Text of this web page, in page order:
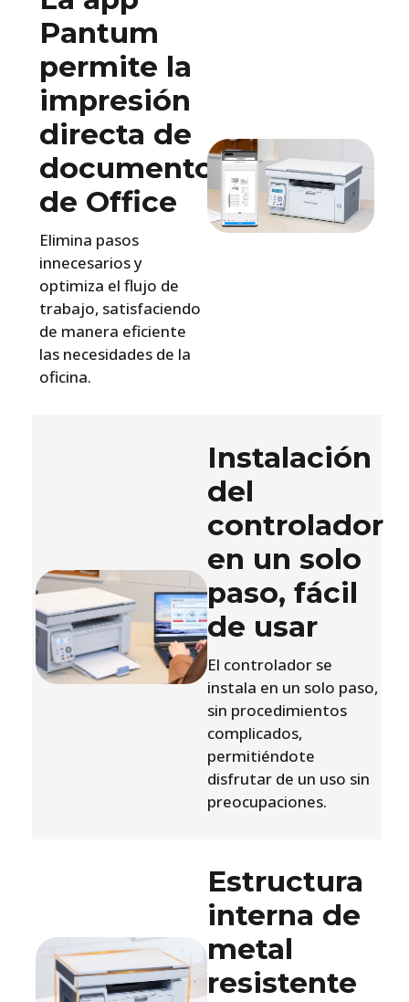
Pantum
permite la
impresión
directa de
documentos
de Office
Elimina pasos
innecesarios y
optimiza el flujo de
trabajo, satisfaciendo
de manera eficiente
las necesidades de la
oficina.
Instalación
del
controlador
en un solo
paso, fácil
de usar
El controlador se
instala en un solo paso,
sin procedimientos
complicados,
permitiéndote
disfrutar de un uso sin
preocupaciones.
Estructura
interna de
metal
resistente